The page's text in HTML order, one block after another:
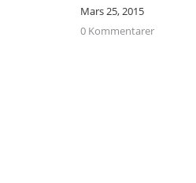
Mars 25, 2015
0 Kommentarer